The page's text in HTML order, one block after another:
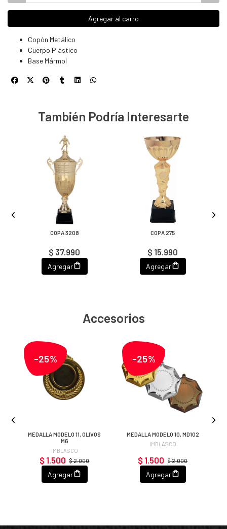
Agregar al carro
Copón Metálico
Cuerpo Plástico
Base Mármol
También Podría Interesarte
COPA 3208
$ 37.990
Agregar
COPA 275
$ 15.990
Agregar
Accesorios
-25%
MEDALLA MODELO 11, OLIVOS
M6
IMBLASCO
$ 2.000
$ 1.500
Agregar
-25%
MEDALLA MODELO 10, MD102
IMBLASCO
$ 2.000
$ 1.500
Agregar